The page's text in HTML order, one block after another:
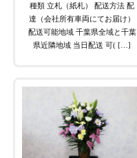
種類 立札（紙札） 配送方法 配
達（会社所有車両にてお届け）
配送可能地域 千葉県全域と千葉
県近隣地域 当日配送 可( […]